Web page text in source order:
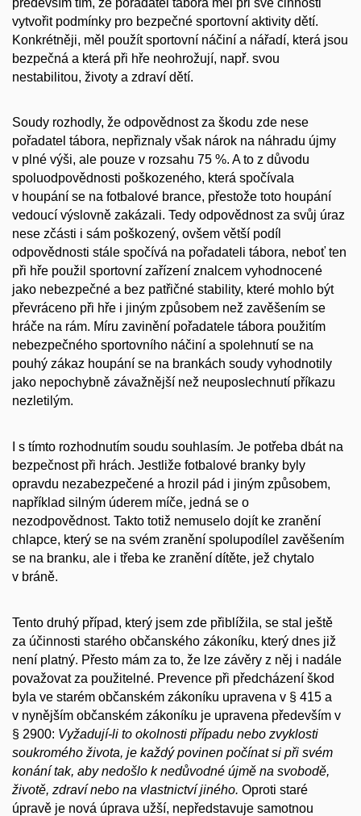
vytvořit podmínky pro bezpečné sportovní aktivity dětí.
Konkrétněji, měl použít sportovní náčiní a nářadí, která jsou
bezpečná a která při hře neohrožují, např. svou
nestabilitou, životy a zdraví dětí.
Soudy rozhodly, že odpovědnost za škodu zde nese
pořadatel tábora, nepřiznaly však nárok na náhradu újmy
v plné výši, ale pouze v rozsahu 75 %. A to z důvodu
spoluodpovědnosti poškozeného, která spočívala
v houpání se na fotbalové brance, přestože toto houpání
vedoucí výslovně zakázali. Tedy odpovědnost za svůj úraz
nese zčásti i sám poškozený, ovšem větší podíl
odpovědnosti stále spočívá na pořadateli tábora, neboť ten
při hře použil sportovní zařízení znalcem vyhodnocené
jako nebezpečné a bez patřičné stability, které mohlo být
převráceno při hře i jiným způsobem než zavěšením se
hráče na rám. Míru zavinění pořadatele tábora použitím
nebezpečného sportovního náčiní a spolehnutí se na
pouhý zákaz houpání se na brankách soudy vyhodnotily
jako nepochybně závažnější než neuposlechnutí příkazu
nezletilým.
I s tímto rozhodnutím soudu souhlasím. Je potřeba dbát na
bezpečnost při hrách. Jestliže fotbalové branky byly
opravdu nezabezpečené a hrozil pád i jiným způsobem,
například silným úderem míče, jedná se o
nezodpovědnost. Takto totiž nemuselo dojít ke zranění
chlapce, který se na svém zranění spolupodílel zavěšením
se na branku, ale i třeba ke zranění dítěte, jež chytalo
v bráně.
Tento druhý případ, který jsem zde přiblížila, se stal ještě
za účinnosti starého občanského zákoníku, který dnes již
není platný. Přesto mám za to, že lze závěry z něj i nadále
považovat za použitelné. Prevence při předcházení škod
byla ve starém občanském zákoníku upravena v § 415 a
v nynějším občanském zákoníku je upravena především v
§ 2900: Vyžadují-li to okolnosti případu nebo zvyklosti
soukromého života, je každý povinen počínat si při svém
konání tak, aby nedošlo k nedůvodné újmě na svobodě,
životě, zdraví nebo na vlastnictví jiného. Oproti staré
úpravě je nová úprava užší, nepředstavuje samotnou